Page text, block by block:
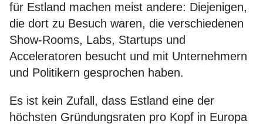
für Estland machen meist andere: Diejenigen,
die dort zu Besuch waren, die verschiedenen
Show-Rooms, Labs, Startups und
Acceleratoren besucht und mit Unternehmern
und Politikern gesprochen haben.
Es ist kein Zufall, dass Estland eine der
höchsten Gründungsraten pro Kopf in Europa